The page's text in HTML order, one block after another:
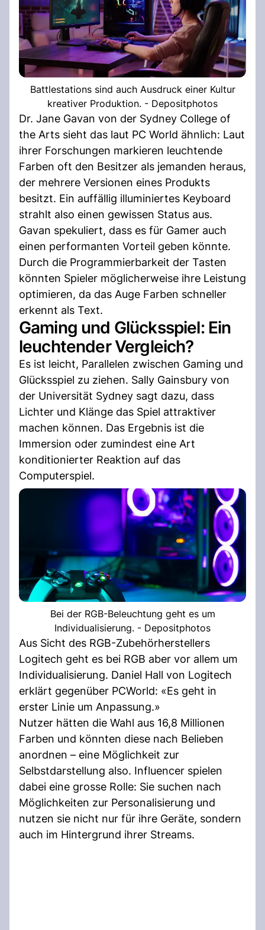
Battlestations sind auch Ausdruck einer Kultur
kreativer Produktion. - Depositphotos
Dr. Jane Gavan von der Sydney College of
the Arts sieht das laut PC World ähnlich: Laut
ihrer Forschungen markieren leuchtende
Farben oft den Besitzer als jemanden heraus,
der mehrere Versionen eines Produkts
besitzt. Ein auffällig illuminiertes Keyboard
strahlt also einen gewissen Status aus.
Gavan spekuliert, dass es für Gamer auch
einen performanten Vorteil geben könnte.
Durch die Programmierbarkeit der Tasten
könnten Spieler möglicherweise ihre Leistung
optimieren, da das Auge Farben schneller
erkennt als Text.
Gaming und Glücksspiel: Ein
leuchtender Vergleich?
Es ist leicht, Parallelen zwischen Gaming und
Glücksspiel zu ziehen. Sally Gainsbury von
der Universität Sydney sagt dazu, dass
Lichter und Klänge das Spiel attraktiver
machen können. Das Ergebnis ist die
Immersion oder zumindest eine Art
konditionierter Reaktion auf das
Computerspiel.
Bei der RGB-Beleuchtung geht es um
Individualisierung. - Depositphotos
Aus Sicht des RGB-Zubehörherstellers
Logitech geht es bei RGB aber vor allem um
Individualisierung. Daniel Hall von Logitech
erklärt gegenüber PCWorld: «Es geht in
erster Linie um Anpassung.»
Nutzer hätten die Wahl aus 16,8 Millionen
Farben und könnten diese nach Belieben
anordnen – eine Möglichkeit zur
Selbstdarstellung also. Influencer spielen
dabei eine grosse Rolle: Sie suchen nach
Möglichkeiten zur Personalisierung und
nutzen sie nicht nur für ihre Geräte, sondern
auch im Hintergrund ihrer Streams.